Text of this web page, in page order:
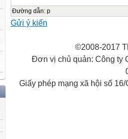
Đường dẫn: p
Gửi ý kiến
©2008-2017
Đơn vị chủ quản: Công ty
Giấy phép mạng xã hội số